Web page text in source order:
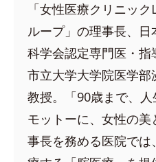
「女性医療クリニッ
ループ」の理事長、日
科学会認定専門医・
市立大学大学院医学
教授。「90歳まで、
モットーに、女性の
事長を務める医院で